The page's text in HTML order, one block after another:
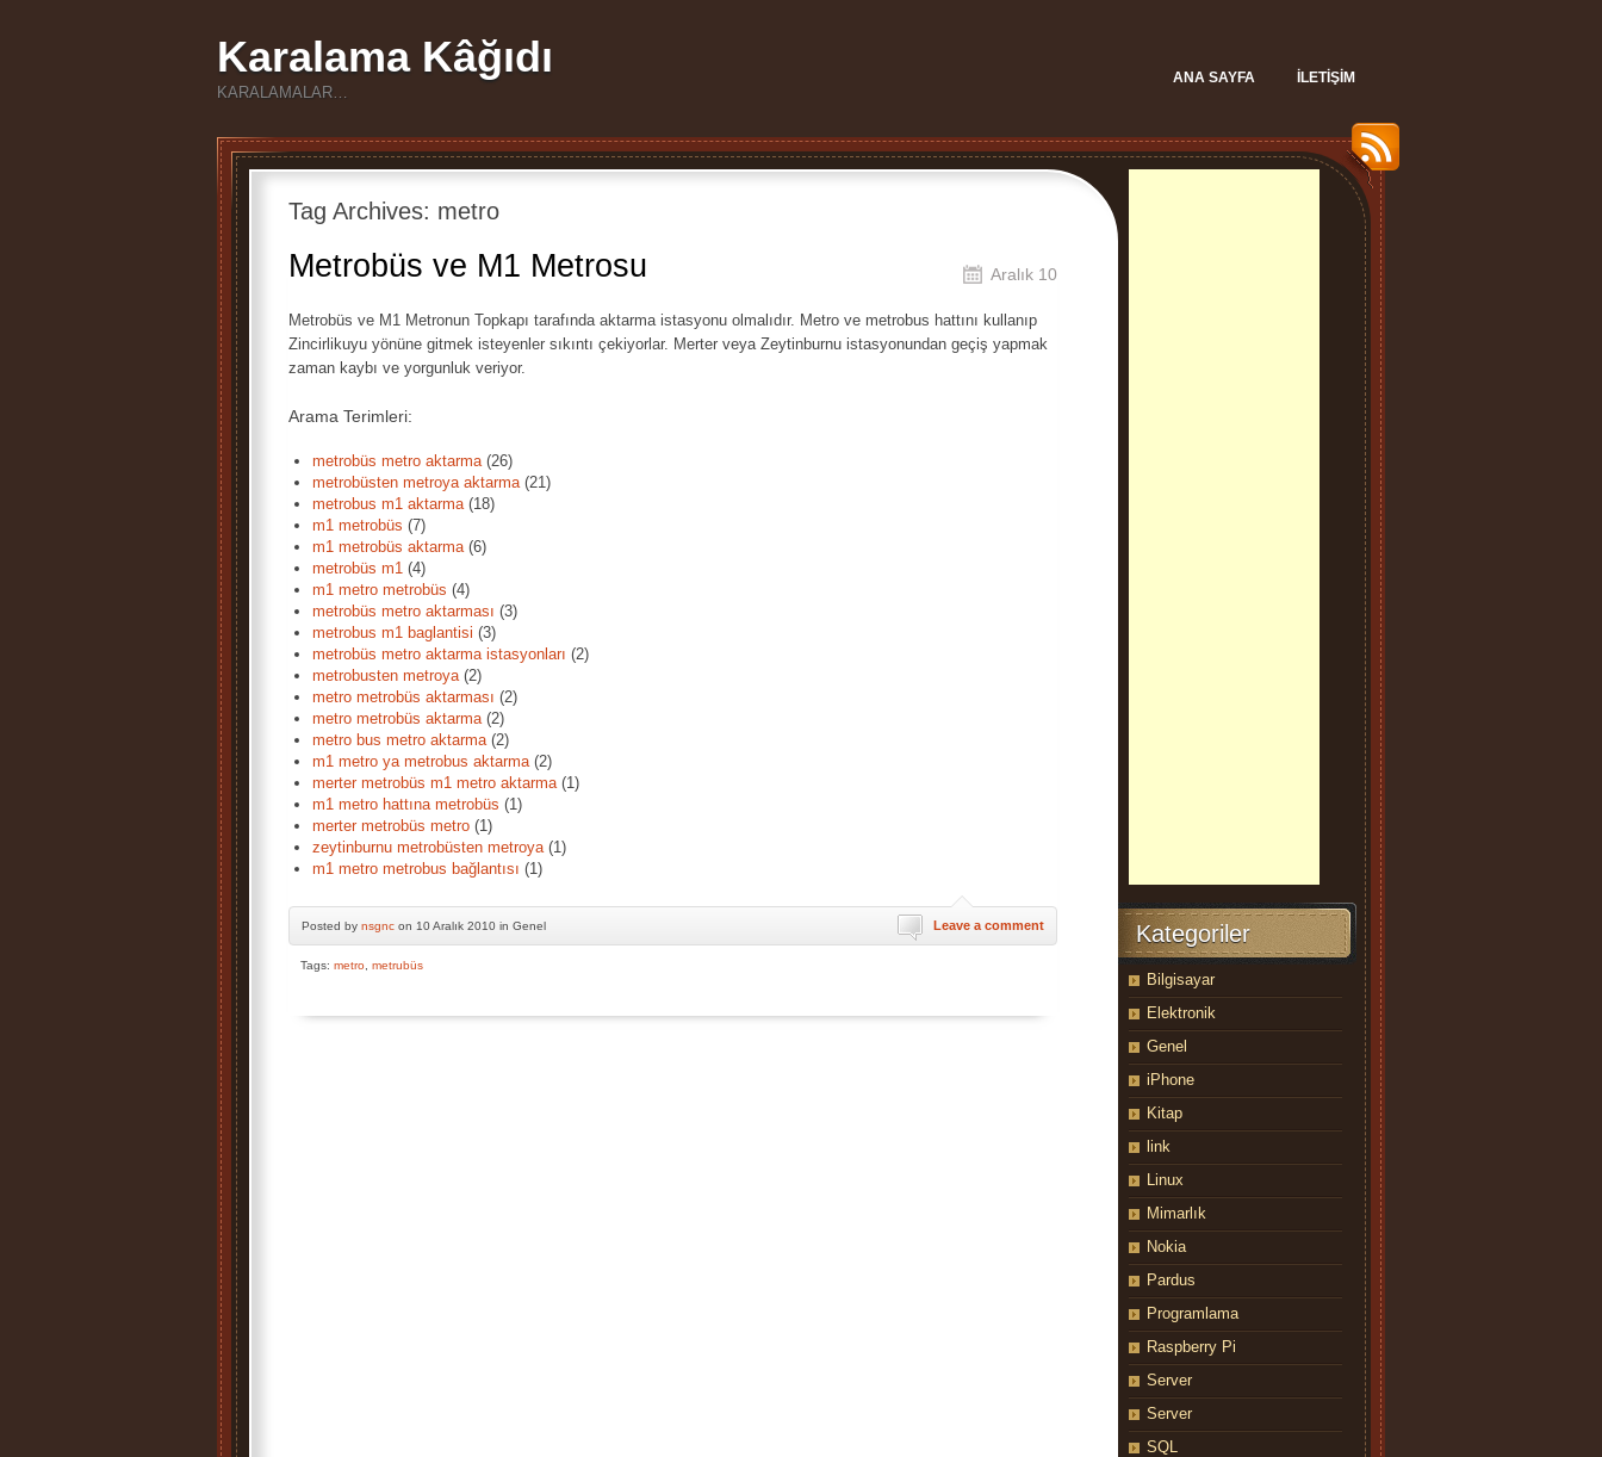
Karalama Kâğıdı
KARALAMALAR…
ANA SAYFA İLETIŞIM
Tag Archives: metro
Metrobüs ve M1 Metrosu Aralık 10
Metrobüs ve M1 Metronun Topkapı tarafında aktarma istasyonu olmalıdır. Metro ve metrobus hattını kullanıp
Zincirlikuyu yönüne gitmek isteyenler sıkıntı çekiyorlar. Merter veya Zeytinburnu istasyonundan geçiş yapmak
zaman kaybı ve yorgunluk veriyor.
Arama Terimleri:
metrobüs metro aktarma(26)
metrobüsten metroya aktarma(21)
metrobus m1 aktarma(18)
m1 metrobüs (7)
m1 metrobüs aktarma(6)
metrobüs m1 (4)
m1 metro metrobüs (4)
metrobüs metro aktarması (3)
metrobus m1 baglantisi (3)
metrobüs metro aktarma istasyonları (2)
metrobusten metroya(2)
metro metrobüs aktarması (2)
metro metrobüs aktarma(2)
metro bus metro aktarma(2)
m1 metro ya metrobus aktarma(2)
merter metrobüs m1 metro aktarma(1)
m1 metro hattına metrobüs (1)
merter metrobüs metro (1)
zeytinburnu metrobüsten metroya(1)
m1 metro metrobus bağlantısı (1)
Posted by nsgnc on 10 Aralık 2010 in Genel Leave a comment
Tags: metro metrubüs
Kategoriler
Bilgisayar
Elektronik
Genel
iPhone
Kitap
link
Linux
Mimarlık
Nokia
Pardus
Programlama
Raspberry Pi
Server
Server
SQL